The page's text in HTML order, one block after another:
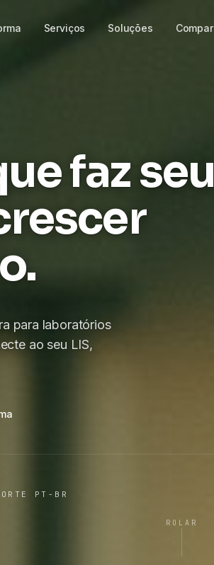
Serviços Soluções
faz seu
para laboratórios
ao seu LIS,
PT-BR
ROLAR